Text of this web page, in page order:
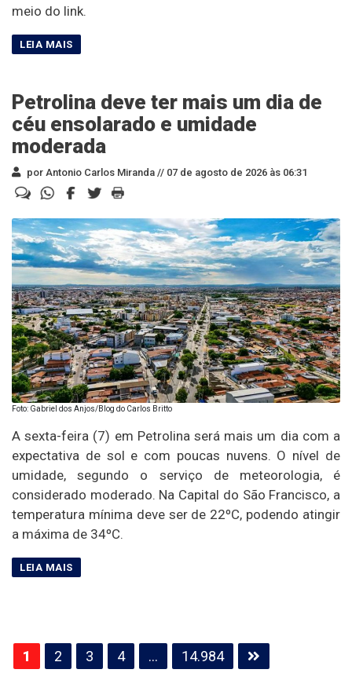
meio do link.
Petrolina deve ter mais um dia de
céu ensolarado e umidade
moderada
por Antonio Carlos Miranda // 07 de agosto de 2026 às 06:31
Foto: Gabriel dos Anjos/Blog do Carlos Britto
A sexta-feira (7) em Petrolina será mais um dia com a
expectativa de sol e com poucas nuvens. O nível de
umidade, segundo o serviço de meteorologia, é
considerado moderado. Na Capital do São Francisco, a
temperatura mínima deve ser de 22ºC, podendo atingir
a máxima de 34ºC.
Paginação
de
1 2 3 4 … 14.984